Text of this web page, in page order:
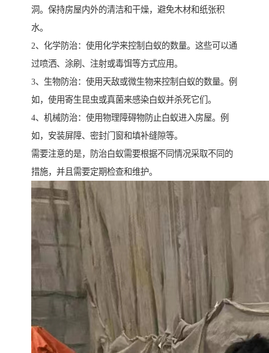
洞。保持房屋内外的清洁和干燥，避免木材和纸张积
水。
2、化学防治：使用化学来控制白蚁的数量。这些可以通
过喷洒、涂刷、注射或毒饵等方式应用。
3、生物防治：使用天敌或微生物来控制白蚁的数量。例
如，使用寄生昆虫或真菌来感染白蚁并杀死它们。
4、机械防治：使用物理障碍物防止白蚁进入房屋。例
如，安装屏障、密封门窗和填补缝隙等。
需要注意的是，防治白蚁需要根据不同情况采取不同的
措施，并且需要定期检查和维护。